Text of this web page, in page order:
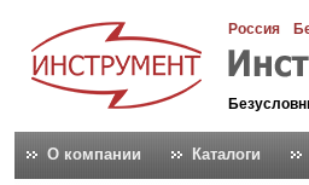
Россия
О компании Каталоги